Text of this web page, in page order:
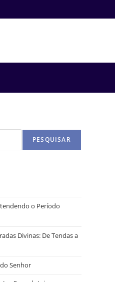
PESQUISAR
o Período
Divinas: De Tendas a
Senhor